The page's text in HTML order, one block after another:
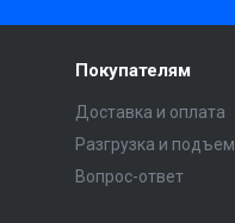
Покупателям
Доставка и оплата
Разгрузка и подъем
Вопрос-ответ